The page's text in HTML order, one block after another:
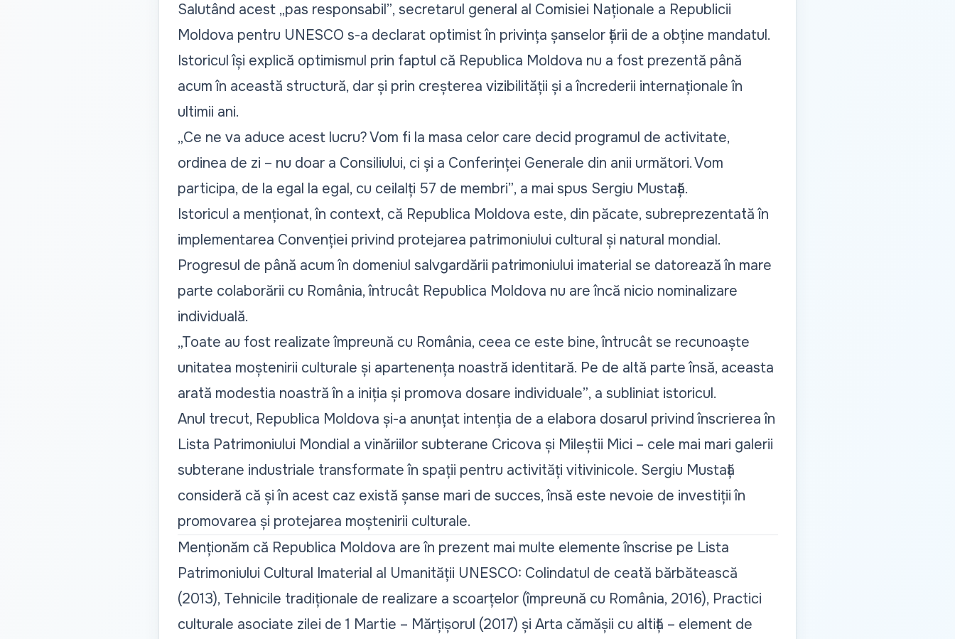
Salutând acest „pas responsabil”, secretarul general al Comisiei Naționale a Republicii
Moldova pentru UNESCO s-a declarat optimist în privința șanselor țării de a obține mandatul.
Istoricul își explică optimismul prin faptul că Republica Moldova nu a fost prezentă până
acum în această structură, dar și prin creșterea vizibilității și a încrederii internaționale în
ultimii ani.
„Ce ne va aduce acest lucru? Vom fi la masa celor care decid programul de activitate,
ordinea de zi – nu doar a Consiliului, ci și a Conferinței Generale din anii următori. Vom
participa, de la egal la egal, cu ceilalți 57 de membri”, a mai spus Sergiu Mustață.
Istoricul a menționat, în context, că Republica Moldova este, din păcate, subreprezentată în
implementarea Convenției privind protejarea patrimoniului cultural și natural mondial.
Progresul de până acum în domeniul salvgardării patrimoniului imaterial se datorează în mare
parte colaborării cu România, întrucât Republica Moldova nu are încă nicio nominalizare
individuală.
„Toate au fost realizate împreună cu România, ceea ce este bine, întrucât se recunoaște
unitatea moștenirii culturale și apartenența noastră identitară. Pe de altă parte însă, aceasta
arată modestia noastră în a iniția și promova dosare individuale”, a subliniat istoricul.
Anul trecut, Republica Moldova și-a anunțat intenția de a elabora dosarul privind înscrierea în
Lista Patrimoniului Mondial a vinăriilor subterane Cricova și Mileștii Mici – cele mai mari galerii
subterane industriale transformate în spații pentru activități vitivinicole. Sergiu Mustață
consideră că și în acest caz există șanse mari de succes, însă este nevoie de investiții în
promovarea și protejarea moștenirii culturale.
Menționăm că Republica Moldova are în prezent mai multe elemente înscrise pe Lista
Patrimoniului Cultural Imaterial al Umanității UNESCO: Colindatul de ceată bărbătească
(2013), Tehnicile tradiționale de realizare a scoarțelor (împreună cu România, 2016), Practici
culturale asociate zilei de 1 Martie – Mărțișorul (2017) și Arta cămășii cu altiță – element de